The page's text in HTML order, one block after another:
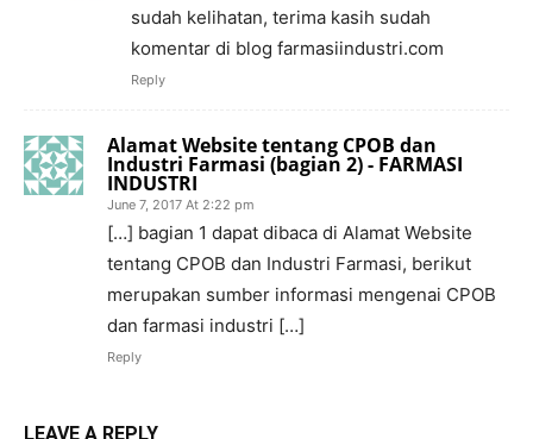
sudah kelihatan, terima kasih sudah
komentar di blog farmasiindustri.com
Reply
Alamat Website tentang CPOB dan
Industri Farmasi (bagian 2) - FARMASI
INDUSTRI
June 7, 2017 At 2:22 pm
[…] bagian 1 dapat dibaca di Alamat Website
tentang CPOB dan Industri Farmasi, berikut
merupakan sumber informasi mengenai CPOB
dan farmasi industri […]
Reply
LEAVE A REPLY